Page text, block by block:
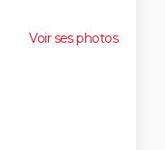
Voir ses photos